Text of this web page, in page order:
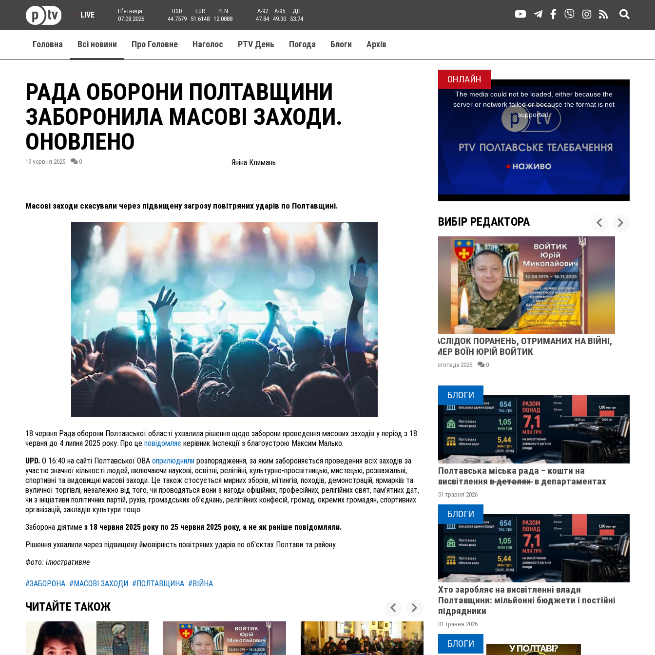
LIVE
Пʼятниця
07.08.2026
USD
44.7579
EUR
51.6148
PLN
12.0088
A-92
47.84
A-95
49.30
ДП
53.74
Головна Всі новини Про Головне Наголос PTV День Погода Блоги Aрхів
РАДА ОБОРОНИ ПОЛТАВЩИНИ
ЗАБОРОНИЛА МАСОВІ ЗАХОДИ.
ОНОВЛЕНО
19 червня 2025 0 Яніна Климань
Масові заходи скасували через підвищену загрозу повітряних ударів по Полтавщині.
18 червня Рада оборони Полтавської області ухвалила рішення щодо заборони проведення масових заходів у період з 18
червня до 4 липня 2025 року. Про це повідомляє керівник Інспекції з благоустрою Максим Малько.
UPD. О 16:40 на сайті Полтавської ОВА оприлюднили розпорядження, за яким забороняється проведення всіх заходів за
участю значної кількості людей, включаючи наукові, освітні, релігійні, культурно-просвітницькі, мистецькі, розважальні,
спортивні та видовищні масові заходи. Це також стосується мирних зборів, мітингів, походів, демонстрацій, ярмарків та
вуличної торгівлі, незалежно від того, чи проводяться вони з нагоди офіційних, професійних, релігійних свят, пам’ятних дат,
чи з ініціативи політичних партій, рухів, громадських об’єднань, релігійних конфесій, громад, окремих громадян, спортивних
організацій, закладів культури тощо.
Заборона діятиме з 18 червня 2025 року по 25 червня 2025 року, а не як раніше повідомляли.
Рішення ухвалили через підвищену ймовірність повітряних ударів по об'єктах Полтави та району.
Фото: ілюстративне
#ЗАБОРОНА #МАСОВІ ЗАХОДИ #ПОЛТАВЩИНА #ВІЙНА
ЧИТАЙТЕ ТАКОЖ
ОНЛАЙН
ВИБІР РЕДАКТОРА
ПОЛІЦІЯ ПОЛТАВЩИНИ РОЗШУКУЄ 62-РІЧНУ
ЛЮДМИЛУ ТИМЧЕНКО
26 листопада 2025
ВНАСЛІДОК ПОРАНЕНЬ, ОТРИМАНИХ НА ВІЙНІ,
ПОМЕР ВОЇН ЮРІЙ ВОЙТИК
25 листопада 2025
У ПОЛТАВІ ПОПРОЩАЛИСЯ ІЗ ВІЙСЬКОВИМИ
ВОЛОДИМИРОМ КАРЕНГІНИМ ТА ОЛЕГОМ
ЛІЩИНСЬКИМ
БЛОГИ
Полтавська міська рада – кошти на
висвітлення в̶ ̶д̶е̶т̶а̶л̶я̶х̶ ̶ в департаментах
01 травня 2026
БЛОГИ
Хто заробляє на висвітленні влади
Полтавщини: мільйонні бюджети і постійні
підрядники
01 травня 2026
БЛОГИ